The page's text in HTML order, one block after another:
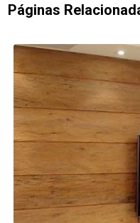
Páginas